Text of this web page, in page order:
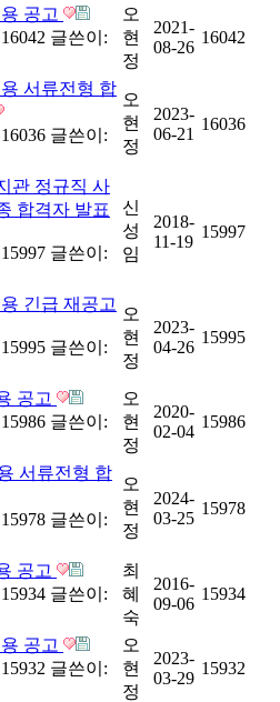
공고
글쓴이:
오
현
정
2021-
08-26
16042
서류전형 합
글쓴이:
오
현
정
2023-
06-21
16036
관 정규직 사
합격자 발표
글쓴이:
신
성
임
2018-
11-19
15997
긴급 재공고
글쓴이:
오
현
정
2023-
04-26
15995
공고
글쓴이:
오
현
정
2020-
02-04
15986
서류전형 합
글쓴이:
오
현
정
2024-
03-25
15978
공고
글쓴이:
최
혜
숙
2016-
09-06
15934
공고
글쓴이:
오
현
정
2023-
03-29
15932